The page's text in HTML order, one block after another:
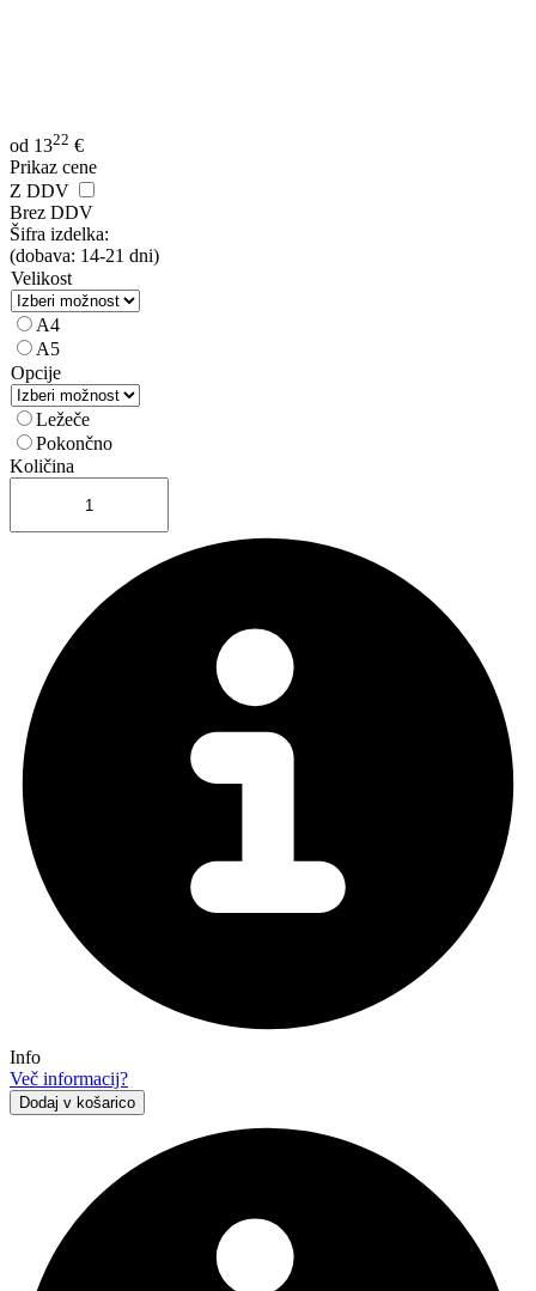
od 1322 €
Prikaz cene
Z DDV
Brez DDV
Šifra izdelka:
(dobava: 14-21 dni)
Velikost
A4
A5
Opcije
Ležeče
Pokončno
Količina
Info
Več informacij?
Dodaj v košarico